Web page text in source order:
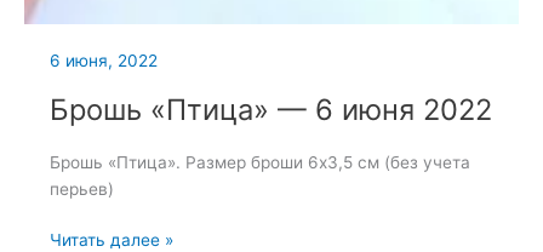
6 июня, 2022
Брошь «Птица» — 6 июня 2022
Брошь «Птица». Размер броши 6х3,5 см (без учета
перьев)
Брошь
Читать далее »